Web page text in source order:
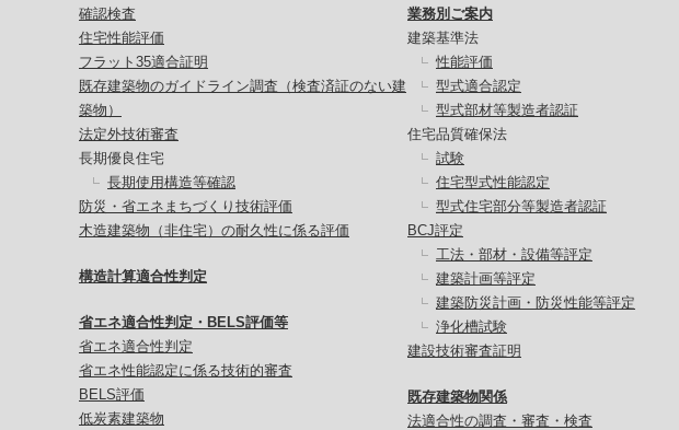
確認検査
住宅性能評価
フラット35適合証明
既存建築物のガイドライン調査（検査済証のない建
築物）
法定外技術審査
長期優良住宅
長期使用構造等確認
防災・省エネまちづくり技術評価
木造建築物（非住宅）の耐久性に係る評価
構造計算適合性判定
省エネ適合性判定・BELS評価等
省エネ適合性判定
省エネ性能認定に係る技術的審査
BELS評価
低炭素建築物
業務別ご案内
建築基準法
性能評価
型式適合認定
型式部材等製造者認証
住宅品質確保法
試験
住宅型式性能認定
型式住宅部分等製造者認証
BCJ評定
工法・部材・設備等評定
建築計画等評定
建築防災計画・防災性能等評定
浄化槽試験
建設技術審査証明
既存建築物関係
法適合性の調査・審査・検査